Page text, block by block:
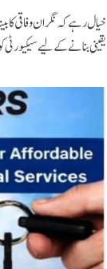
خیال رہے کہ نگران وفاقی
یقینی بنانے کے لیے